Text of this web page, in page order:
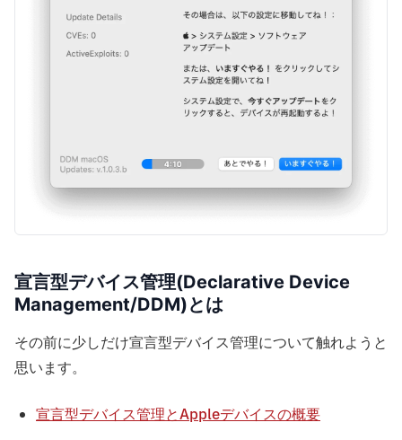
宣言型デバイス管理(Declarative Device
Management/DDM)とは
その前に少しだけ宣言型デバイス管理について触れようと
思います。
宣言型デバイス管理とAppleデバイスの概要